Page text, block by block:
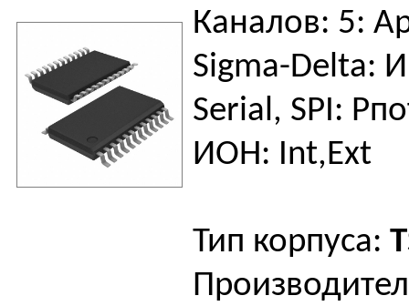
Каналов: 5:
Sigma-Delta:
Serial, SPI:
ИОН: Int,Ext
Тип корпуса: